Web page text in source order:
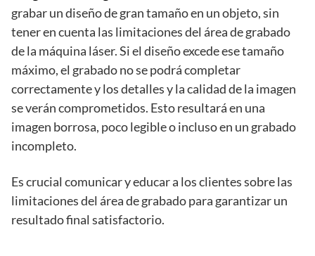
grabar un diseño de gran tamaño en un objeto, sin
tener en cuenta las limitaciones del área de grabado
de la máquina láser. Si el diseño excede ese tamaño
máximo, el grabado no se podrá completar
correctamente y los detalles y la calidad de la imagen
se verán comprometidos. Esto resultará en una
imagen borrosa, poco legible o incluso en un grabado
incompleto.
Es crucial comunicar y educar a los clientes sobre las
limitaciones del área de grabado para garantizar un
resultado final satisfactorio.